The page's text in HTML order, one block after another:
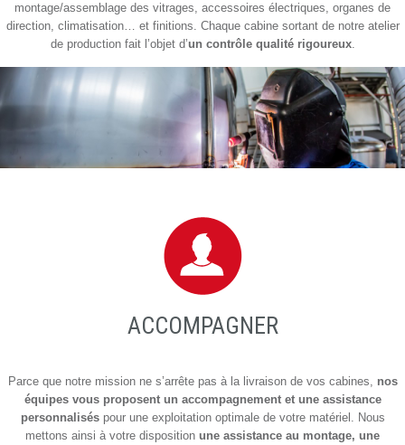
montage/assemblage des vitrages, accessoires électriques, organes de
direction, climatisation… et finitions. Chaque cabine sortant de notre atelier
de production fait l’objet d’un contrôle qualité rigoureux.
ACCOMPAGNER
Parce que notre mission ne s’arrête pas à la livraison de vos cabines, nos
équipes vous proposent un accompagnement et une assistance
personnaliséspour une exploitation optimale de votre matériel. Nous
mettons ainsi à votre disposition une assistance au montage, une